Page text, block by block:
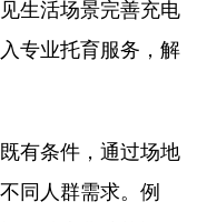
生活场景完善充电
专业托育服务，解
有条件，通过场地
同人群需求。例